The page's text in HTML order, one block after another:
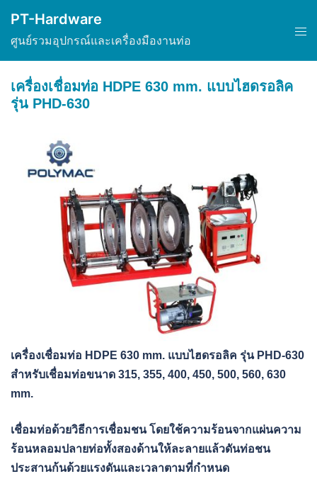
content
PT-Hardware
ศูนย์รวมอุปกรณ์และเครื่องมืองานท่อ
เครื่องเชื่อมท่อ HDPE 630 mm. แบบไฮดรอลิค
รุ่น PHD-630
เครื่องเชื่อมท่อ HDPE 630 mm. แบบไฮดรอลิค รุ่น PHD-630
สำหรับเชื่อมท่อขนาด 315, 355, 400, 450, 500, 560, 630
mm.
เชื่อมท่อด้วยวิธีการเชื่อมชน โดยใช้ความร้อนจากแผ่นความ
ร้อนหลอมปลายท่อทั้งสองด้านให้ละลายแล้วดันท่อชน
ประสานก้นด้วยแรงดันและเวลาตามที่กำหนด